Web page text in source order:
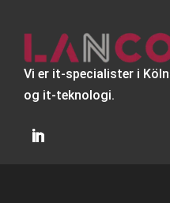
Vi er it-specialister i
og it-teknologi.